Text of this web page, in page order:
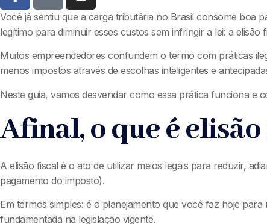
Você já sentiu que a carga tributária no Brasil consome boa
legítimo para diminuir esses custos sem infringir a lei: a elisão
Muitos empreendedores confundem o termo com práticas
menos impostos através de escolhas inteligentes e
Neste guia, vamos desvendar como essa prática funciona e
Afinal, o que é
A elisão fiscal é o ato de utilizar meios legais para reduzir,
pagamento do imposto).
Em termos simples: é o planejamento que você faz hoje
fundamentada na legislação vigente.